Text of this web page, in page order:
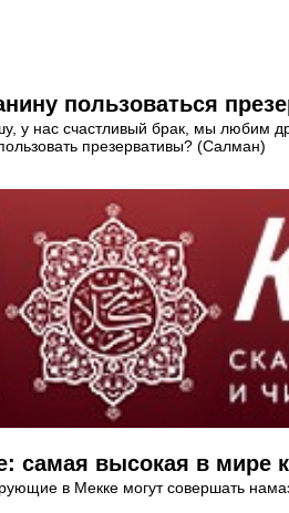
пользоваться
нас счастливый брак, мы любим
презервативы? (Салман)
самая высокая в мире
в Мекке могут совершать